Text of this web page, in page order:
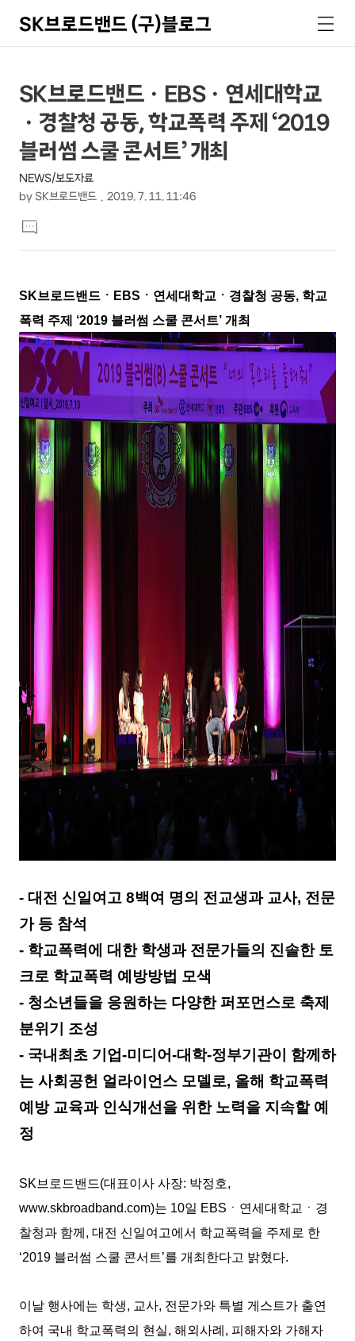
SK브로드밴드 (구)블로그
색
메
뉴
상
세
컨
텐
츠
본
문
제
목
SK브로드밴드ㆍEBSㆍ연세대학교
ㆍ경찰청 공동, 학교폭력 주제 ‘2019
블러썸 스쿨 콘서트’ 개최
NEWS/보도자료
by SK브로드밴드 2019. 7. 11. 11:46
문
댓
글
SK브로드밴드ㆍEBSㆍ연세대학교ㆍ경찰청 공동, 학교
폭력 주제 ‘2019 블러썸 스쿨 콘서트’ 개최
- 대전 신일여고 8백여 명의 전교생과 교사, 전문
가 등 참석
- 학교폭력에 대한 학생과 전문가들의 진솔한 토
크로 학교폭력 예방방법 모색
- 청소년들을 응원하는 다양한 퍼포먼스로 축제
분위기 조성
- 국내최초 기업-미디어-대학-정부기관이 함께하
는 사회공헌 얼라이언스 모델로, 올해 학교폭력
예방 교육과 인식개선을 위한 노력을 지속할 예
정
SK브로드밴드(대표이사 사장: 박정호,
www.skbroadband.com)는 10일 EBSㆍ연세대학교ㆍ경
찰청과 함께, 대전 신일여고에서 학교폭력을 주제로 한
‘2019 블러썸 스쿨 콘서트’를 개최한다고 밝혔다.
이날 행사에는 학생, 교사, 전문가와 특별 게스트가 출연
하여 국내 학교폭력의 현실, 해외사례, 피해자와 가해자